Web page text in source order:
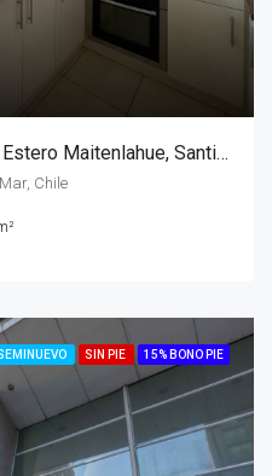
Venta de Departamento en Estero Maitenlahue, Santiago
Chile
SIN PIE 15% BONO PIE